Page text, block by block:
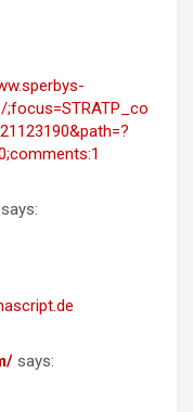
;focus=STRATP_co
says:
says: